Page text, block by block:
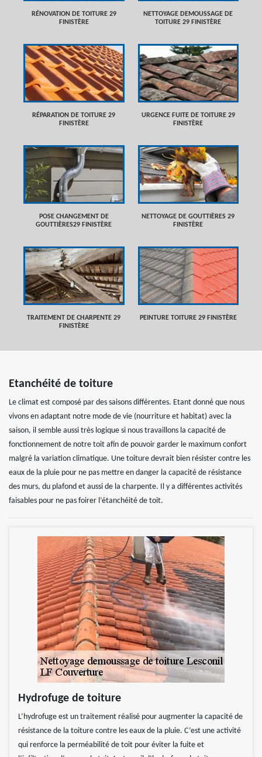
RÉNOVATION DE TOITURE 29
FINISTÈRE
NETTOYAGE DEMOUSSAGE DE
TOITURE 29 FINISTÈRE
RÉPARATION DE TOITURE 29
FINISTÈRE
URGENCE FUITE DE TOITURE 29
FINISTÈRE
POSE CHANGEMENT DE
GOUTTIÈRES29 FINISTÈRE
NETTOYAGE DE GOUTTIÈRES 29
FINISTÈRE
TRAITEMENT DE CHARPENTE 29
FINISTÈRE
PEINTURE TOITURE 29 FINISTÈRE
Etanchéité de toiture
Le climat est composé par des saisons différentes. Etant donné que nous
vivons en adaptant notre mode de vie (nourriture et habitat) avec la
saison, il semble aussi très logique si nous travaillons la capacité de
fonctionnement de notre toit afin de pouvoir garder le maximum confort
malgré la variation climatique. Une toiture devrait bien résister contre les
eaux de la pluie pour ne pas mettre en danger la capacité de résistance
des murs, du plafond et aussi de la charpente. Il y a différentes activités
faisables pour ne pas foirer l’étanchéité de toit.
Hydrofuge de toiture
L’hydrofuge est un traitement réalisé pour augmenter la capacité de
résistance de la toiture contre les eaux de la pluie. C’est une activité
qui renforce la perméabilité de toit pour éviter la fuite et